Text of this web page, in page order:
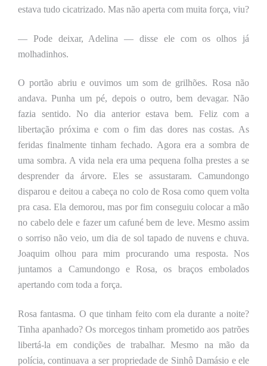
estava tudo cicatrizado. Mas não aperta com muita força, viu?
— Pode deixar, Adelina — disse ele com os olhos já
molhadinhos.
O portão abriu e ouvimos um som de grilhões. Rosa não
andava. Punha um pé, depois o outro, bem devagar. Não
fazia sentido. No dia anterior estava bem. Feliz com a
libertação próxima e com o fim das dores nas costas. As
feridas finalmente tinham fechado. Agora era a sombra de
uma sombra. A vida nela era uma pequena folha prestes a se
desprender da árvore. Eles se assustaram. Camundongo
disparou e deitou a cabeça no colo de Rosa como quem volta
pra casa. Ela demorou, mas por fim conseguiu colocar a mão
no cabelo dele e fazer um cafuné bem de leve. Mesmo assim
o sorriso não veio, um dia de sol tapado de nuvens e chuva.
Joaquim olhou para mim procurando uma resposta. Nos
juntamos a Camundongo e Rosa, os braços embolados
apertando com toda a força.
Rosa fantasma. O que tinham feito com ela durante a noite?
Tinha apanhado? Os morcegos tinham prometido aos patrões
libertá-la em condições de trabalhar. Mesmo na mão da
polícia, continuava a ser propriedade de Sinhô Damásio e ele